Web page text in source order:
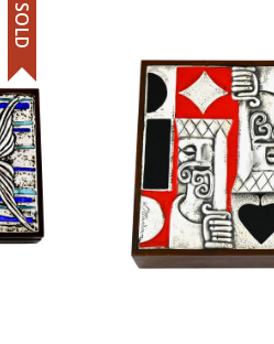
SOLD